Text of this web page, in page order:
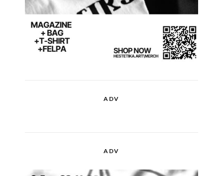
ADV
ADV